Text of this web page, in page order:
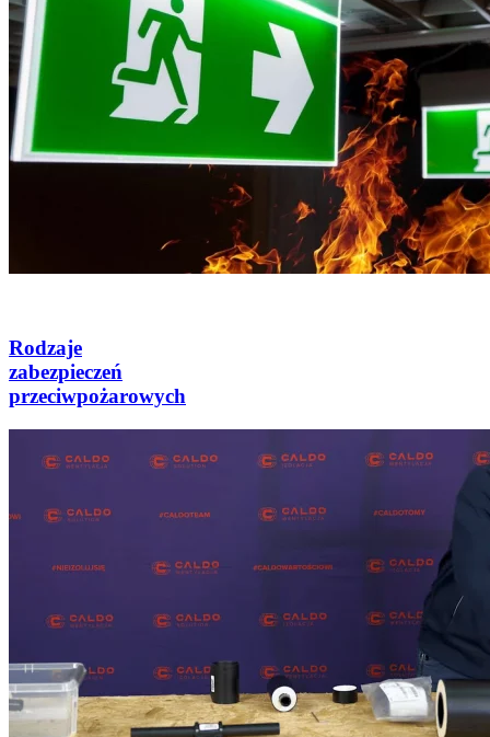
Rodzaje
zabezpieczeń
przeciwpożarowych